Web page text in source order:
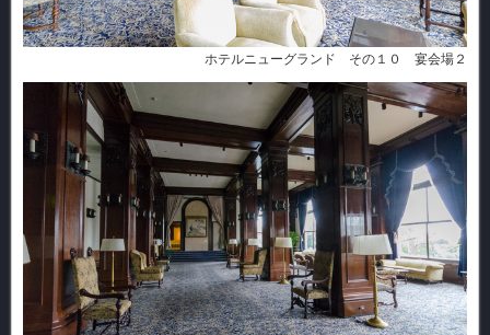
ホテルニューグランド その１０ 宴会場２